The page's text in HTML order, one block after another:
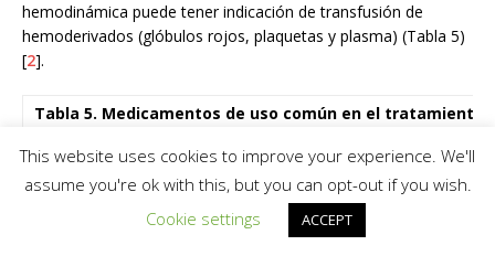
hemodinámica puede tener indicación de transfusión de
hemoderivados (glóbulos rojos, plaquetas y plasma) (Tabla 5)
[2].
Tabla 5. Medicamentos de uso común en el tratamiento
Medicamento
Indicación
administracion
Tópica
This website uses cookies to improve your experience. We'll
assume you're ok with this, but you can opt-out if you wish.
Cookie settings
ACCEPT